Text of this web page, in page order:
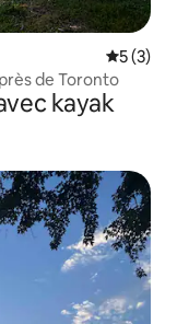
5 (3)
de Toronto
kayak